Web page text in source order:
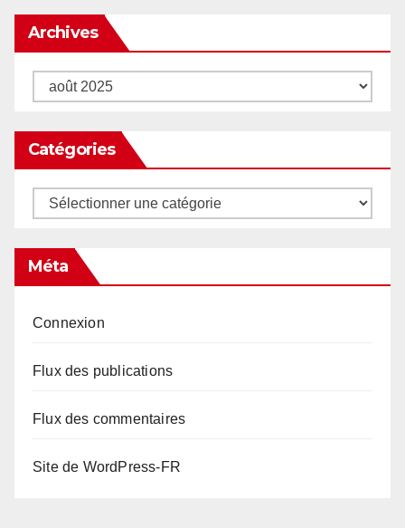
Archives
Archives
Catégories
Catégories
Méta
Connexion
Flux des publications
Flux des commentaires
Site de WordPress-FR